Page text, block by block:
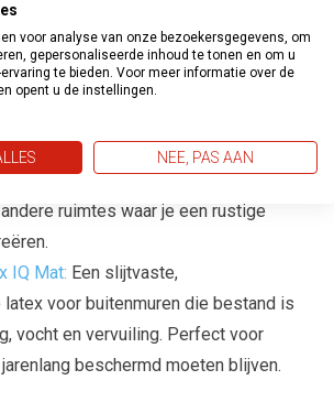
voor een strakke, egale afwerking
Extreem Mat:
het plafond er altijd egaal uitziet. Alpha
Mat is ideaal voor woonkamers,
ruimtes waar je een rustige
IQ Mat: Een slijtvaste,
voor buitenmuren die bestand is
vocht en vervuiling. Perfect voor
beschermd moeten blijven.
voor analyse van onze bezoekersgegevens, om
gepersonaliseerde inhoud te tonen en om u
te bieden. Voor meer informatie over de
opent u de instellingen.
NEE, PAS AAN